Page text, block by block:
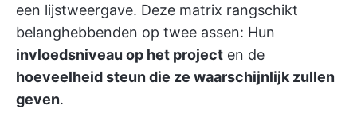
een lijstweergave. Deze matrix rangschikt
belanghebbenden op twee assen: Hun
invloedsniveau op het project en de
hoeveelheid steun die ze waarschijnlijk zullen
geven.